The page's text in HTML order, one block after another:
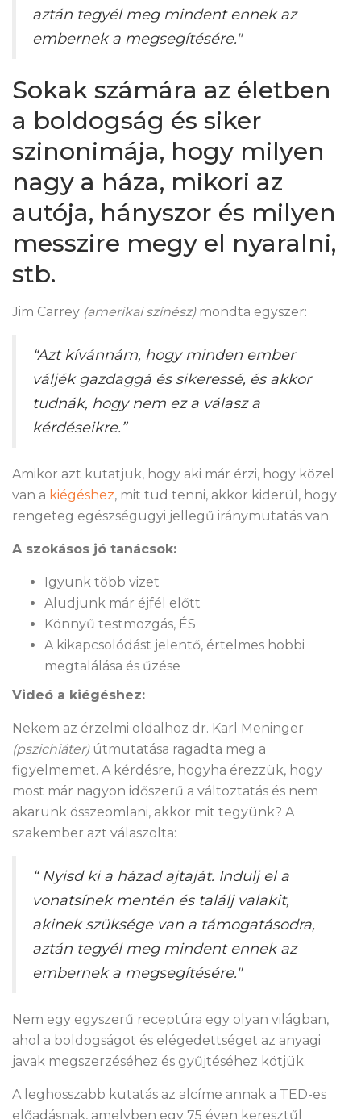
aztán tegyél meg mindent ennek az
embernek a megsegítésére."
Sokak számára az életben
a boldogság és siker
szinonimája, hogy milyen
nagy a háza, mikori az
autója, hányszor és milyen
messzire megy el nyaralni,
stb.
Jim Carrey (amerikai színész) mondta egyszer:
“Azt kívánnám, hogy minden ember
váljék gazdaggá és sikeressé, és akkor
tudnák, hogy nem ez a válasz a
kérdéseikre.”
Amikor azt kutatjuk, hogy aki már érzi, hogy közel
van a kiégéshez, mit tud tenni, akkor kiderül, hogy
rengeteg egészségügyi jellegű iránymutatás van.
A szokásos jó tanácsok:
Igyunk több vizet
Aludjunk már éjfél előtt
Könnyű testmozgás, ÉS
A kikapcsolódást jelentő, értelmes hobbi
megtalálása és űzése
Videó a kiégéshez:
Nekem az érzelmi oldalhoz dr. Karl Meninger
(pszichiáter)útmutatása ragadta meg a
figyelmemet. A kérdésre, hogyha érezzük, hogy
most már nagyon időszerű a változtatás és nem
akarunk összeomlani, akkor mit tegyünk? A
szakember azt válaszolta:
“ Nyisd ki a házad ajtaját. Indulj el a
vonatsínek mentén és találj valakit,
akinek szüksége van a támogatásodra,
aztán tegyél meg mindent ennek az
embernek a megsegítésére."
Nem egy egyszerű receptúra egy olyan világban,
ahol a boldogságot és elégedettséget az anyagi
javak megszerzéséhez és gyűjtéséhez kötjük.
A leghosszabb kutatás az alcíme annak a TED-es
előadásnak, amelyben egy 75 éven keresztűl